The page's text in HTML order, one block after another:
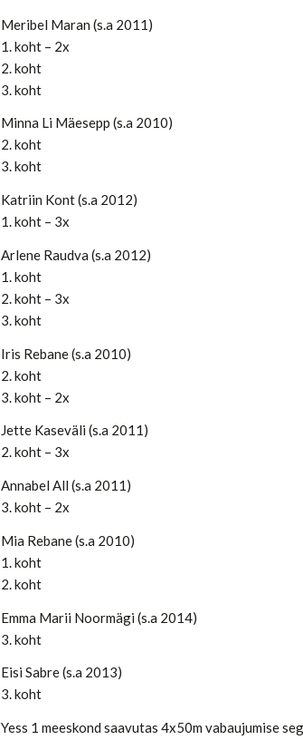
Meribel Maran (s.a 2011)
1. koht – 2x
2. koht
3. koht
Minna Li Mäesepp (s.a 2010)
2. koht
3. koht
Katriin Kont (s.a 2012)
1. koht – 3x
Arlene Raudva (s.a 2012)
1. koht
2. koht – 3x
3. koht
Iris Rebane (s.a 2010)
2. koht
3. koht – 2x
Jette Kaseväli (s.a 2011)
2. koht – 3x
Annabel All (s.a 2011)
3. koht – 2x
Mia Rebane (s.a 2010)
1. koht
2. koht
Emma Marii Noormägi (s.a 2014)
3. koht
Eisi Sabre (s.a 2013)
3. koht
Yess 1 meeskond saavutas 4x50m vabaujumise